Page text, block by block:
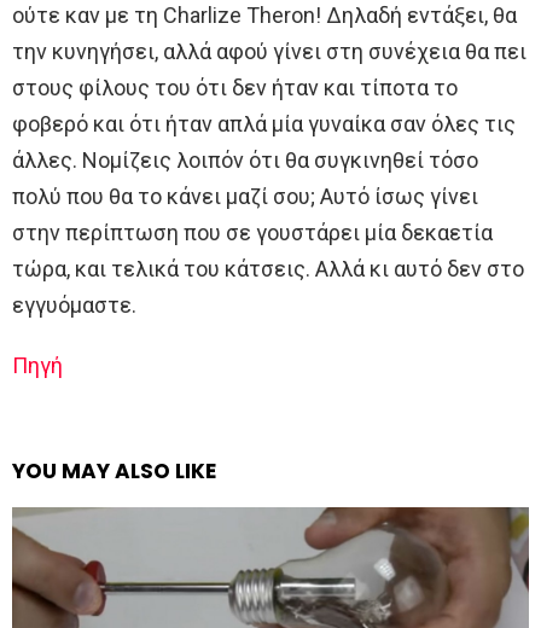
ούτε καν με τη Charlize Theron! Δηλαδή εντάξει, θα
την κυνηγήσει, αλλά αφού γίνει στη συνέχεια θα πει
στους φίλους του ότι δεν ήταν και τίποτα το
φοβερό και ότι ήταν απλά μία γυναίκα σαν όλες τις
άλλες. Νομίζεις λοιπόν ότι θα συγκινηθεί τόσο
πολύ που θα το κάνει μαζί σου; Αυτό ίσως γίνει
στην περίπτωση που σε γουστάρει μία δεκαετία
τώρα, και τελικά του κάτσεις. Αλλά κι αυτό δεν στο
εγγυόμαστε.
Πηγή
YOU MAY ALSO LIKE